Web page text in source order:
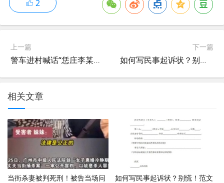
2
上一篇
警车进村喊话“恁庄李某某涉嫌嫖娼”律师:即便嫖娼被警车吆喝也构成侵权 ！
下一篇
如何写民事起诉状？别慌！范文本来啦！
相关文章
当街杀妻被判死刑！被告当场问
如何写民事起诉状？别慌！范文